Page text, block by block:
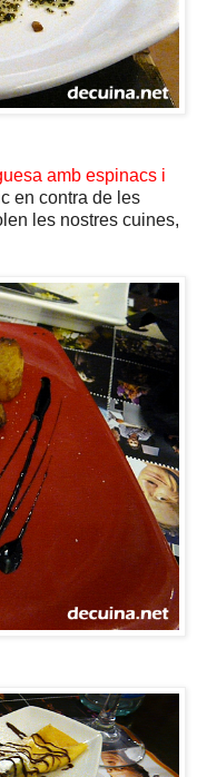
amb espinacs i
en contra de les
les nostres cuines,